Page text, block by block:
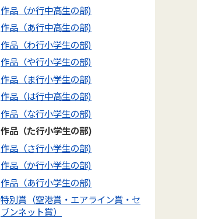
作品（か行中高生の部)
作品（あ行中高生の部)
作品（わ行小学生の部)
作品（や行小学生の部)
作品（ま行小学生の部)
作品（は行中高生の部)
作品（な行小学生の部)
作品（た行小学生の部)
作品（さ行小学生の部)
作品（か行小学生の部)
作品（あ行小学生の部)
特別賞（空港賞・エアライン賞・セ
ブンネット賞）